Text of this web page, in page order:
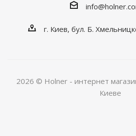
г. Киев, бул. Б.
2026 © Holner - интернет
Киеве